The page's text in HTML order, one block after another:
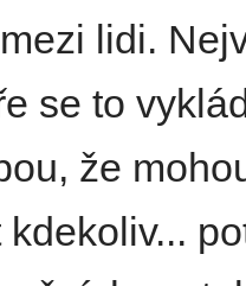
lidi.
se to
že
kdekoliv...